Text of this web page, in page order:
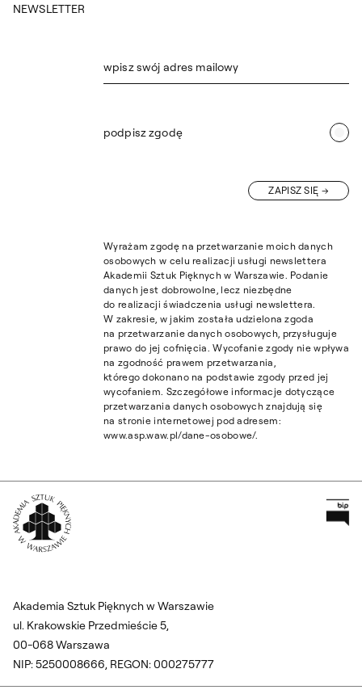
NEWSLETTER
wpisz swój adres mailowy
podpisz zgodę
ZAPISZ SIĘ
Wyrażam zgodę na przetwarzanie moich danych
osobowych w celu realizacji usługi newslettera
Akademii Sztuk Pięknych w Warszawie. Podanie
danych jest dobrowolne, lecz niezbędne
do realizacji świadczenia usługi newslettera.
W zakresie, w jakim została udzielona zgoda
na przetwarzanie danych osobowych, przysługuje
prawo do jej cofnięcia. Wycofanie zgody nie wpływa
na zgodność prawem przetwarzania,
którego dokonano na podstawie zgody przed jej
wycofaniem. Szczegółowe informacje dotyczące
przetwarzania danych osobowych znajdują się
na stronie internetowej pod adresem:
www.asp.waw.pl/dane-osobowe/.
Akademia Sztuk Pięknych w Warszawie
ul. Krakowskie Przedmieście 5,
00-068 Warszawa
NIP: 5250008666, REGON: 000275777